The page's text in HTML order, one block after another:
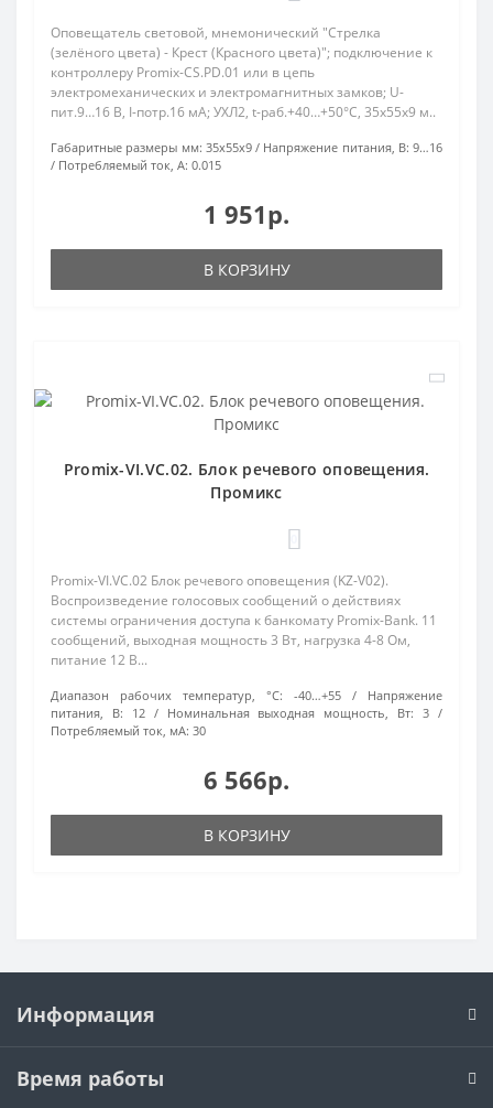
Оповещатель световой, мнемонический "Стрелка
(зелёного цвета) - Крест (Красного цвета)"; подключение к
контроллеру Promix-CS.PD.01 или в цепь
электромеханических и электромагнитных замков; U-
пит.9…16 В, I-потр.16 мА; УХЛ2, t-раб.+40…+50°С, 35х55х9 м..
Габаритные размеры мм: 35х55х9 Напряжение питания, В: 9…16
Потребляемый ток, А: 0.015
1 951р.
В КОРЗИНУ
Promix-VI.VC.02. Блок речевого оповещения.
Промикс
Promix-VI.VC.02 Блок речевого оповещения (KZ-V02).
Воспроизведение голосовых сообщений о действиях
системы ограничения доступа к банкомату Promix-Bank. 11
сообщений, выходная мощность 3 Вт, нагрузка 4-8 Ом,
питание 12 В...
Диапазон рабочих температур, °С: -40…+55
Напряжение
питания, В:
12 Номинальная выходная мощность, Вт:
3
Потребляемый ток, мА: 30
6 566р.
В КОРЗИНУ
Информация
Время работы